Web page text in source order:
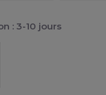
: 3-10 jours